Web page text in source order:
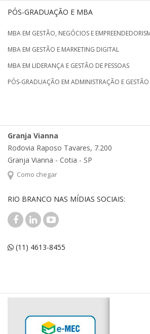
PÓS-GRADUAÇÃO E MBA
MBA EM GESTÃO, NEGÓCIOS E
MBA EM GESTÃO E MARKETING DIGITAL
MBA EM LIDERANÇA E GESTÃO DE PESSOAS
PÓS-GRADUAÇÃO EM ADMINISTRAÇÃO E
Granja Vianna
Rodovia Raposo Tavares, 7.200
Granja Vianna - Cotia - SP
Como chegar
RIO BRANCO NAS MÍDIAS SOCIAIS:
(11) 4613-8455